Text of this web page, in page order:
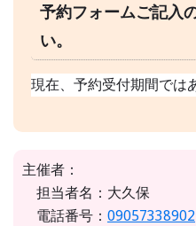
予約フォームご記入
い。
現在、予約受付期間では
主催者：
担当者名：大久保
電話番号： 09057338902